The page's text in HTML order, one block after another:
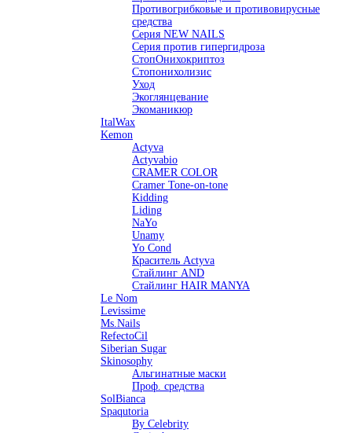
Противогрибковые и противовирусные
средства
Серия NEW NAILS
Серия против гипергидроза
СтопОнихокриптоз
Стопонихолизис
Уход
Экоглянцевание
Экоманикюр
ItalWax
Kemon
Actyva
Actyvabio
CRAMER COLOR
Cramer Tone-on-tone
Kidding
Liding
NaYo
Unamy
Yo Cond
Краситель Actyva
Стайлинг AND
Стайлинг HAIR MANYA
Le Nom
Levissime
Ms.Nails
RefectoCil
Siberian Sugar
Skinosophy
Альгинатные маски
Проф. средства
SolBianca
Spaqutoria
By Celebrity